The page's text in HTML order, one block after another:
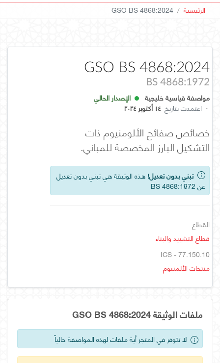
الرئيسية GSO BS 4868:2024
GSO BS 4868:2024
BS 4868:1972
مواصفة قياسية خليجية
الإصدار الحالي
· اعتمدت بتاريخ ١٤ أكتوبر ٢٠٢٤
خصائص صفائح الألومنيوم ذات
التشكيل البارز المخصصة للمباني.
تبني بدون تعديل! هذه الوثيقة هي تبني بدون تعديل
عن BS 4868:1972
القطاع
قطاع التشييد والبناء
ICS - 77.150.10
منتجات الألمنيوم
ملفات الوثيقة GSO BS 4868:2024
لا تتوفر في المتجر أية ملفات لهذه المواصفة حالياً